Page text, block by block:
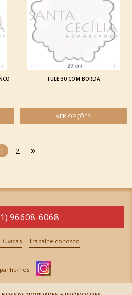
TULE 30 COM BORDA
1 2
96608-6068
Dúvidas Trabalhe conosco